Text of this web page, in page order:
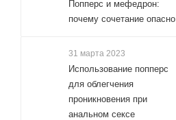
Попперс и мефедрон:
почему сочетание опасно
31 марта 2023
Использование попперс
для облегчения
проникновения при
анальном сексе